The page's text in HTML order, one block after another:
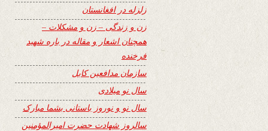
زلزله در افغانستان
زن و زندگی – زن و مشکلات –
همچنان اشعار و مقاله در باره شهید
فرخنده
سازمان مدافعین کابل
سال نو میلادی
سال نو و نوروز باستانی بشما مبارک
سالروز شهادت حضرت امیرالمؤمنین